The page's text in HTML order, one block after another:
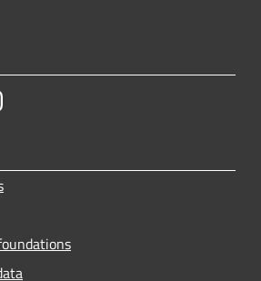
Instagram